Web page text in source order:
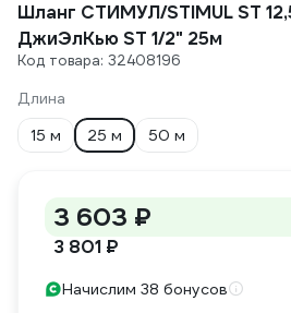
Шланг СТИМУЛ/STIMUL ST
ДжиЭлКью ST 1/2" 25м
Код товара: 32408196
Длина
15 м
25 м 50 м
3 603 ₽
3 801 ₽
Начислим 38 бонусов